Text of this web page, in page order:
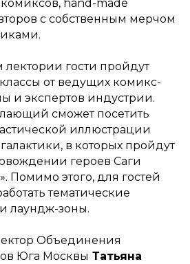
hand-made
с собственным мерчом
лектории гости пройдут
от ведущих комикс-
и экспертов индустрии.
сможет посетить
иллюстрации
в которых пройдут
героев Саги
Помимо этого, для гостей
тематические
лаундж-зоны.
Объединения
Юга Москвы Татьяна